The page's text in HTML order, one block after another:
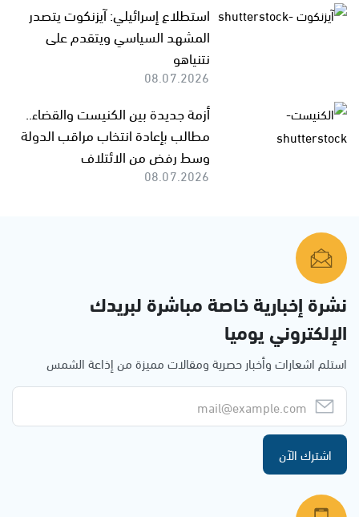
استطلاع إسرائيلي: آيزنكوت يتصدر
المشهد السياسي ويتقدم على
نتنياهو
08.07.2026
أزمة جديدة بين الكنيست والقضاء..
مطالب بإعادة انتخاب مراقب الدولة
وسط رفض من الائتلاف
08.07.2026
نشرة إخبارية خاصة مباشرة لبريدك
الإلكتروني يوميا
استلم اشعارات وأخبار حصرية ومقالات مميزة من إذاعة الشمس
اشترك الآن